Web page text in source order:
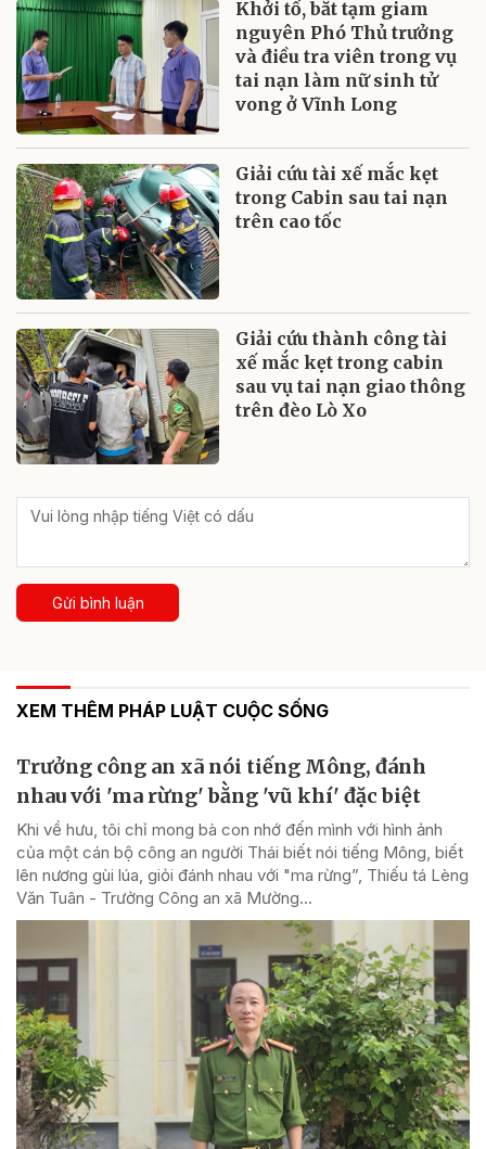
Khởi tố, bắt tạm giam
nguyên Phó Thủ trưởng
và điều tra viên trong vụ
tai nạn làm nữ sinh tử
vong ở Vĩnh Long
Giải cứu tài xế mắc kẹt
trong Cabin sau tai nạn
trên cao tốc
Giải cứu thành công tài
xế mắc kẹt trong cabin
sau vụ tai nạn giao thông
trên đèo Lò Xo
Gửi bình luận
XEM THÊM PHÁP LUẬT CUỘC SỐNG
Trưởng công an xã nói tiếng Mông, đánh
nhau với 'ma rừng' bằng 'vũ khí' đặc biệt
Khi về hưu, tôi chỉ mong bà con nhớ đến mình với hình ảnh
của một cán bộ công an người Thái biết nói tiếng Mông, biết
lên nương gùi lúa, giỏi đánh nhau với "ma rừng”, Thiếu tá Lèng
Văn Tuân - Trưởng Công an xã Mường...